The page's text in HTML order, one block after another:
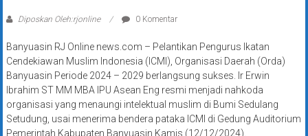
Diposkan Oleh:rjonline 0 Komentar
Banyuasin RJ Online news.com – Pelantikan Pengurus Ikatan
Cendekiawan Muslim Indonesia (ICMI), Organisasi Daerah (Orda)
Banyuasin Periode 2024 – 2029 berlangsung sukses. Ir Erwin
Ibrahim ST MM MBA IPU Asean Eng resmi menjadi nahkoda
organisasi yang menaungi intelektual muslim di Bumi Sedulang
Setudung, usai menerima bendera pataka ICMI di Gedung Auditorium
Pemerintah Kabupaten Banyuasin Kamis (12/12/2024).